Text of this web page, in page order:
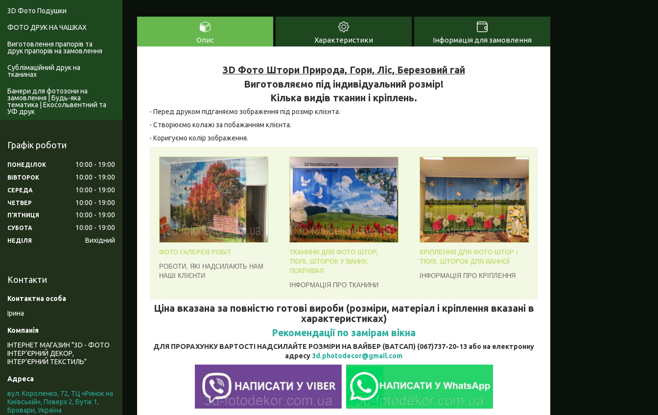
Опис Характеристики Інформація для замовлення
3D Фото Штори Природа, Гори, Ліс, Березовий гай
Виготовляємо під індивідуальний розмір!
Кілька видів тканин і кріплень.
- Перед друком підганяємо зображення під розмір клієнта.
- Створюємо колажі за побажанням клієнта.
- Коригуємо колір зображення.
ФОТО ГАЛЕРЕЯ РОБІТ
РОБОТИ, ЯКІ НАДСИЛАЮТЬ НАМ
НАШІ КЛІЄНТИ
ТКАНИНИ ДЛЯ ФОТО ШТОР,
ТЮЛІ, ШТОРОК У ВАННУ,
ПОКРИВАЛ
ІНФОРМАЦІЯ ПРО ТКАНИНИ
КРІПЛЕННЯ ДЛЯ ФОТО ШТОР і
ТЮЛІ, ШТОРОК ДЛЯ ВАННОЇ
ІНФОРМАЦІЯ ПРО КРІПЛЕННЯ
Ціна вказана за повністю готові вироби (розміри, матеріал і кріплення вказані в
характеристиках)
Рекомендації по замірам вікна
ДЛЯ ПРОРАХУНКУ ВАРТОСТІ НАДСИЛАЙТЕ РОЗМІРИ НА ВАЙБЕР (ВАТСАП) (067)737-20-13 або на електронну
адресу 3d.photodecor@gmail.com
3D Фото Подушки
ФОТО ДРУК НА ЧАШКАХ
Виготовлення прапорів та
друк прапорів на замовлення
Сублімаційний друк на
тканинах
Банери для фотозони на
замовлення | Будь-яка
тематика | Екосольвентний та
УФ друк
Графік роботи
ПОНЕДІЛОК 10:00 19:00
ВІВТОРОК 10:00 19:00
СЕРЕДА 10:00 19:00
ЧЕТВЕР 10:00 19:00
ПʼЯТНИЦЯ 10:00 19:00
СУБОТА 10:00 19:00
НЕДІЛЯ Вихідний
Контакти
Ірина
ІНТЕРНЕТ МАГАЗИН "3D - ФОТО
ІНТЕР’ЄРНИЙ ДЕКОР,
ІНТЕР’ЄРНИЙ ТЕКСТИЛЬ"
вул. Короленко, 72, ТЦ «Ринок на
Київській», Поверх 2, Бутік 1,
Бровари, Україна